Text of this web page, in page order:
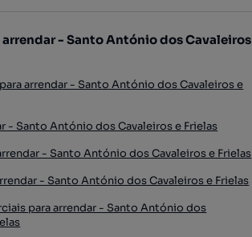
arrendar - Santo António dos Cavaleiros
arrendar - Santo António dos Cavaleiros e
- Santo António dos Cavaleiros e Frielas
- Santo António dos Cavaleiros e Frielas
- Santo António dos Cavaleiros e Frielas
para arrendar - Santo António dos